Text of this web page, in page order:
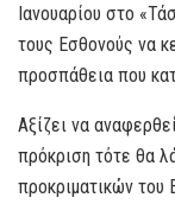
Ιανουαρίου στο
τους Εσθονούς να
προσπάθεια που
Αξίζει να
πρόκριση τότε θα
προκριματικών του